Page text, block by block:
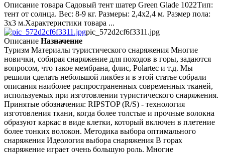
Описание товара Садовый тент шатер Green Glade 1022Тип:
тент от солнца. Вес: 8-9 кг. Размеры: 2,4х2,4 м. Размер пола:
3х3 м.Характеристики товара ...
pic_572d2cf6f3311.jpg
Описание Назначение
Туризм Материалы туристического снаряжения Многие
новички, собирая снаряжение для походов в горы, задаются
вопросом, что такое мембрана, флис, Polartec и т.д. Мы
решили сделать небольшой ликбез и в этой статье собрали
описания наиболее распространенных современных тканей,
используемых при изготовлении туристического снаряжения.
Принятые обозначения: RIPSTOP (R/S) - технология
изготовления ткани, когда более толстые и прочные волокна
образуют каркас в виде клетки, который включен в плетение
более тонких волокон. Методика выбора оптимального
снаряжения Идеология выбора снаряжения В горах
снаряжение играет очень большую роль. Многие